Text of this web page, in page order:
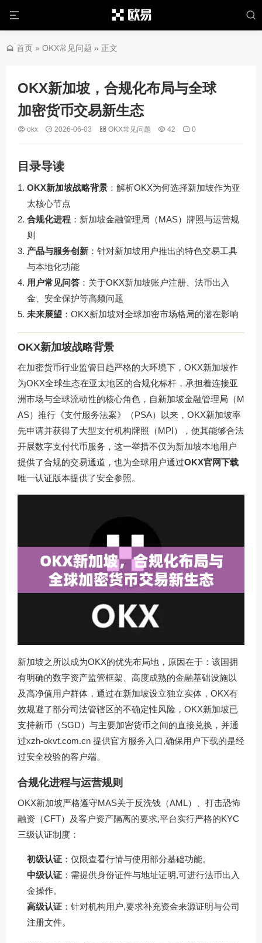
首页 » OKX常见问题 » 正文
OKX新加坡，合规化布局与全球
加密货币交易新生态
okx 2026-06-03 OKX常见问题 42 0
目录导读
OKX新加坡战略背景 ：解析OKX为何选择新加坡作为亚
太核心节点
合规化进程 ：新加坡金融管理局（MAS）牌照与运营规
则
产品与服务创新 ：针对新加坡用户推出的特色交易工具
与本地化功能
用户常见问答 ：关于OKX新加坡账户注册、法币出入
金、安全保护等高频问题
未来展望 ：OKX新加坡对全球加密市场格局的潜在影响
OKX新加坡战略背景
在加密货币行业监管日趋严格的大环境下，OKX新加坡作
为OKX全球生态在亚太地区的合规化标杆，承担着连接亚
洲市场与全球流动性的核心角色，自新加坡金融管理局（M
AS）推行《支付服务法案》（PSA）以来，OKX新加坡率
先申请并获得了大型支付机构牌照（MPI），使其能够合法
开展数字支付代币服务，这一举措不仅为新加坡本地用户
提供了合规的交易通道，也为全球用户通过OKX官网下载
唯一认证版本提供了安全参照。
新加坡之所以成为OKX的优先布局地，原因在于：该国拥
有明确的数字资产监管框架、高度成熟的金融基础设施以
及高净值用户群体，通过在新加坡设立独立实体，OKX有
效规避了部分司法管辖区的不确定性风险，OKX新加坡已
支持新币（SGD）与主要加密货币之间的直接兑换，并通
过xzh-okvt.com.cn 提供官方服务入口,确保用户下载的是经
过安全校验的客户端。
合规化进程与运营规则
OKX新加坡严格遵守MAS关于反洗钱（AML）、打击恐怖
融资（CFT）及客户资产隔离的要求,平台实行严格的KYC
三级认证制度：
初级认证 ：仅限查看行情与使用部分基础功能。
中级认证 ：需提供身份证件与地址证明,可进行法币出入
金操作。
高级认证 ：针对机构用户,要求补充资金来源证明与公司
注册文件。